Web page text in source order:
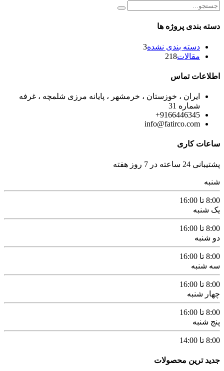
دسته بندی پروژه ها
دسته بندی نشده3
مقالات218
اطلاعات تماس
ایران ، خوزستان ، خرمشهر ، پایانه مرزی شلمچه ، غرفه
شماره 31
9166446345+
info@fatirco.com
ساعات کاری
پشتیبانی 24 ساعته در 7 روز هفته
شنبه
8:00 تا 16:00
یک شنبه
8:00 تا 16:00
دو شنبه
8:00 تا 16:00
سه شنبه
8:00 تا 16:00
چهار شنبه
8:00 تا 16:00
پنج شنبه
8:00 تا 14:00
جدید ترین محصولات